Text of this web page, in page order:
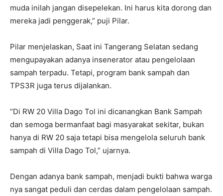
muda inilah jangan disepelekan. Ini harus kita dorong dan
mereka jadi penggerak,” puji Pilar.
Pilar menjelaskan, Saat ini Tangerang Selatan sedang
mengupayakan adanya insenerator atau pengelolaan
sampah terpadu. Tetapi, program bank sampah dan
TPS3R juga terus dijalankan.
“Di RW 20 Villa Dago Tol ini dicanangkan Bank Sampah
dan semoga bermanfaat bagi masyarakat sekitar, bukan
hanya di RW 20 saja tetapi bisa mengelola seluruh bank
sampah di Villa Dago Tol,” ujarnya.
Dengan adanya bank sampah, menjadi bukti bahwa warga
nya sangat peduli dan cerdas dalam pengelolaan sampah.